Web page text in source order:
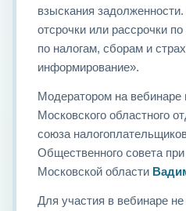
взыскания
отсрочки или рассрочки
по налогам, сборам и
информирование».
Модератором на вебинаре
Московского областного
союза
Общественного совета
Московской области
Для участия в вебинаре